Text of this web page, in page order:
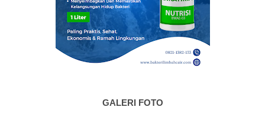
GALERI FOTO